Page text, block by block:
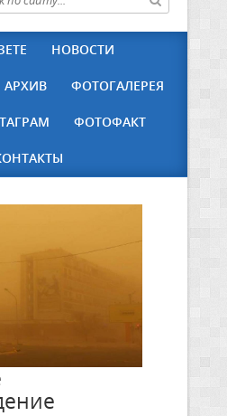
НОВОСТИ
АРХИВ ФОТОГАЛЕРЕЯ
ФОТОФАКТ